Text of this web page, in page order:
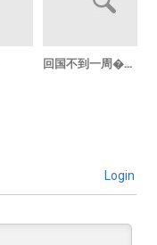
回国不到一周�...
Login